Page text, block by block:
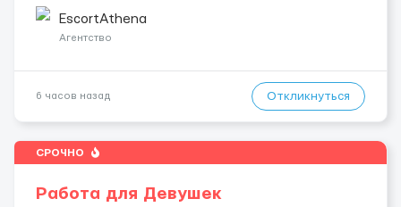
хорошие деньги 💶 — это предложение для тебя! 🔹
Требования: ✔️ Возраст от ...
EscortAthena
Агентство
6 часов назад Откликнуться
СРОЧНО
Работа для Девушек